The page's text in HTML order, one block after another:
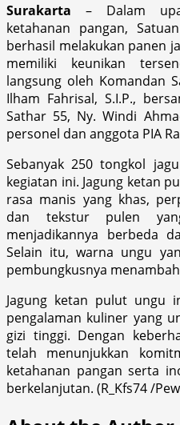
Surakarta – Dalam
ketahanan pangan,
berhasil melakukan panen
memiliki keunikan
langsung oleh Komandan
Ilham Fahrisal, S.I.P.,
Sathar 55, Ny. Windi
personel dan anggota PIA
Sebanyak 250 tongkol
kegiatan ini. Jagung ketan
rasa manis yang khas,
dan tekstur pulen
menjadikannya berbeda
Selain itu, warna ungu
pembungkusnya
Jagung ketan pulut ungu
pengalaman kuliner yang
gizi tinggi. Dengan
telah menunjukkan
ketahanan pangan serta
berkelanjutan. (R_Kfs74 /